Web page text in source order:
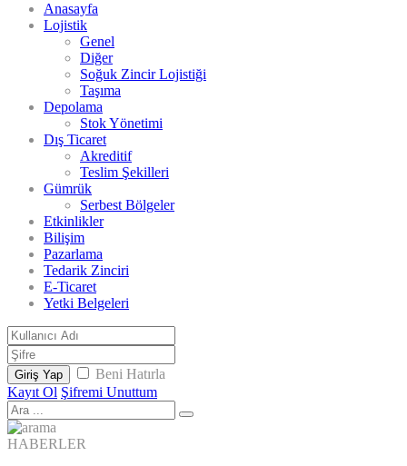
Anasayfa
Lojistik
Genel
Diğer
Soğuk Zincir Lojistiği
Taşıma
Depolama
Stok Yönetimi
Dış Ticaret
Akreditif
Teslim Şekilleri
Gümrük
Serbest Bölgeler
Etkinlikler
Bilişim
Pazarlama
Tedarik Zinciri
E-Ticaret
Yetki Belgeleri
Giriş Yap
Beni Hatırla
Kayıt Ol Şifremi Unuttum
HABERLER